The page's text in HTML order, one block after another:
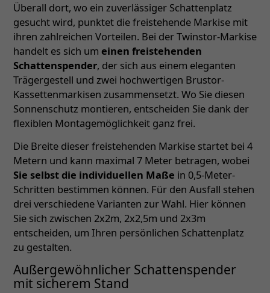
Überall dort, wo ein zuverlässiger Schattenplatz
gesucht wird, punktet die freistehende Markise mit
ihren zahlreichen Vorteilen. Bei der Twinstor-Markise
handelt es sich um einen freistehenden
Schattenspender, der sich aus einem eleganten
Trägergestell und zwei hochwertigen Brustor-
Kassettenmarkisen zusammensetzt. Wo Sie diesen
Sonnenschutz montieren, entscheiden Sie dank der
flexiblen Montagemöglichkeit ganz frei.
Die Breite dieser freistehenden Markise startet bei 4
Metern und kann maximal 7 Meter betragen, wobei
Sie selbst die individuellen Maße in 0,5-Meter-
Schritten bestimmen können. Für den Ausfall stehen
drei verschiedene Varianten zur Wahl. Hier können
Sie sich zwischen 2x2m, 2x2,5m und 2x3m
entscheiden, um Ihren persönlichen Schattenplatz
zu gestalten.
Außergewöhnlicher Schattenspender
mit sicherem Stand